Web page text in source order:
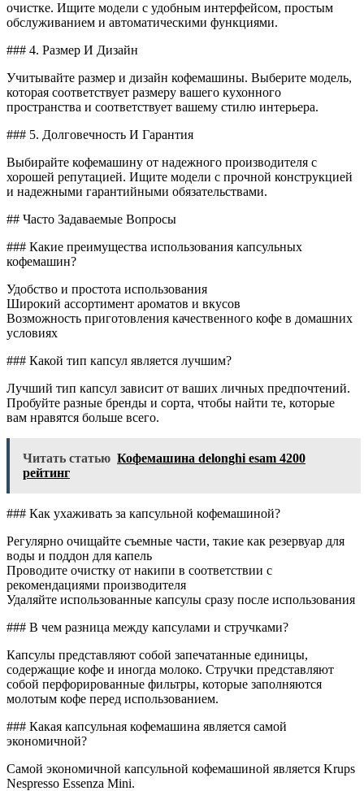
очистке. Ищите модели с удобным интерфейсом, простым
обслуживанием и автоматическими функциями.
### 4. Размер И Дизайн
Учитывайте размер и дизайн кофемашины. Выберите модель,
которая соответствует размеру вашего кухонного
пространства и соответствует вашему стилю интерьера.
### 5. Долговечность И Гарантия
Выбирайте кофемашину от надежного производителя с
хорошей репутацией. Ищите модели с прочной конструкцией
и надежными гарантийными обязательствами.
## Часто Задаваемые Вопросы
### Какие преимущества использования капсульных
кофемашин?
Удобство и простота использования
Широкий ассортимент ароматов и вкусов
Возможность приготовления качественного кофе в домашних
условиях
### Какой тип капсул является лучшим?
Лучший тип капсул зависит от ваших личных предпочтений.
Пробуйте разные бренды и сорта, чтобы найти те, которые
вам нравятся больше всего.
Читать статью Кофемашина delonghi esam 4200
рейтинг
### Как ухаживать за капсульной кофемашиной?
Регулярно очищайте съемные части, такие как резервуар для
воды и поддон для капель
Проводите очистку от накипи в соответствии с
рекомендациями производителя
Удаляйте использованные капсулы сразу после использования
### В чем разница между капсулами и стручками?
Капсулы представляют собой запечатанные единицы,
содержащие кофе и иногда молоко. Стручки представляют
собой перфорированные фильтры, которые заполняются
молотым кофе перед использованием.
### Какая капсульная кофемашина является самой
экономичной?
Самой экономичной капсульной кофемашиной является Krups
Nespresso Essenza Mini.